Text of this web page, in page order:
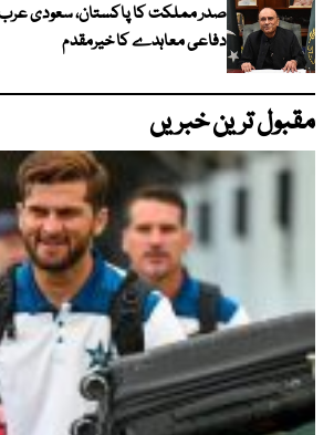
صدر مملکت کا پاکستان، سعودی عرب
دفاعی معاہدے کا خیرمقدم
مقبول ترین خبریں